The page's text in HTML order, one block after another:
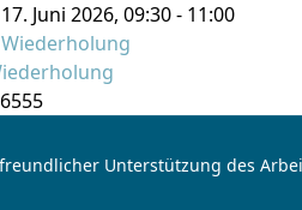
Juni 2026, 09:30 - 11:00
Unterstützung des